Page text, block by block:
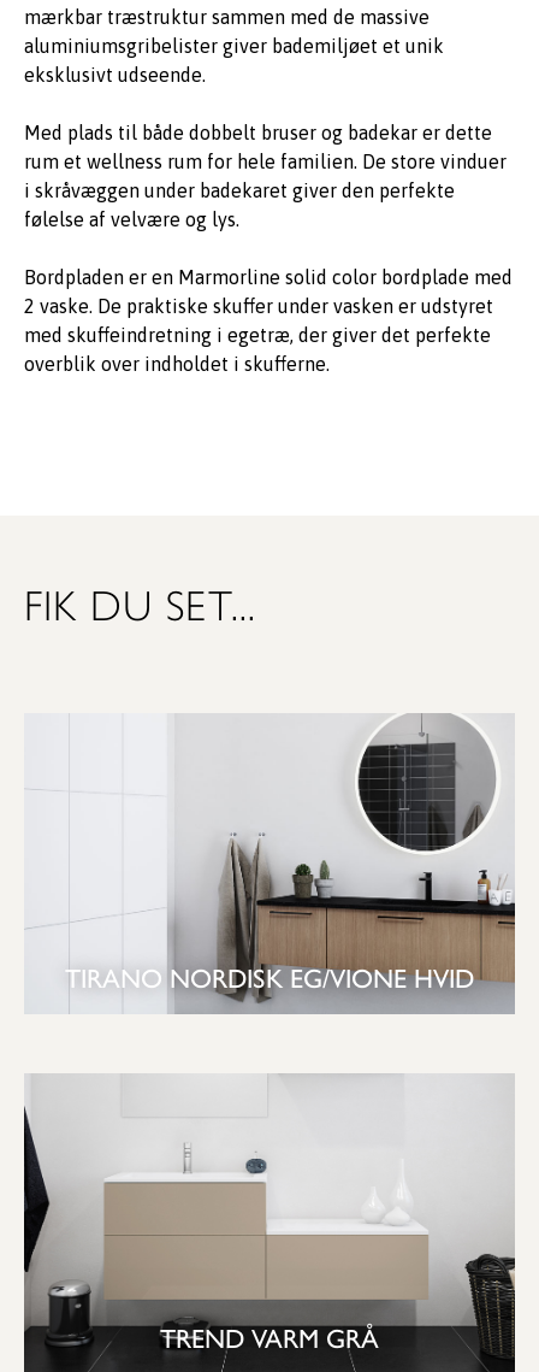
mærkbar træstruktur sammen med de massive
aluminiumsgribelister giver bademiljøet et unik
eksklusivt udseende.
Med plads til både dobbelt bruser og badekar er dette
rum et wellness rum for hele familien. De store vinduer
i skråvæggen under badekaret giver den perfekte
følelse af velvære og lys.
Bordpladen er en Marmorline solid color bordplade med
2 vaske. De praktiske skuffer under vasken er udstyret
med skuffeindretning i egetræ, der giver det perfekte
overblik over indholdet i skufferne.
FIK DU SET...
TIRANO NORDISK EG/VIONE HVID
TREND VARM GRÅ